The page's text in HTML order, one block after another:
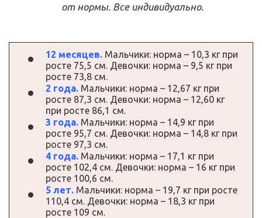
от нормы. Все индивидуально.
12 месяцев. Мальчики: норма – 10,3 кг при
росте 75,5 см. Девочки: норма – 9,5 кг при
росте 73,8 см.
2 года. Мальчики: норма – 12,67 кг при
росте 87,3 см. Девочки: норма – 12,60 кг
при росте 86,1 см.
3 года. Мальчики: норма – 14,9 кг при
росте 95,7 см. Девочки: норма – 14,8 кг при
росте 97,3 см.
4 года. Мальчики: норма – 17,1 кг при
росте 102,4 см. Девочки: норма – 16 кг при
росте 100,6 см.
5 лет. Мальчики: норма – 19,7 кг при росте
110,4 см. Девочки: норма – 18,3 кг при
росте 109 см.